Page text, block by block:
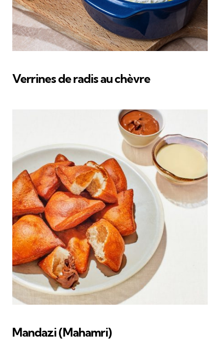
Verrines de radis au chèvre
Mandazi (Mahamri)